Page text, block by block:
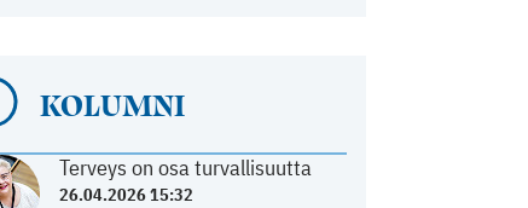
KOLUMNI
Terveys on osa turvallisuutta
26.04.2026 15:32